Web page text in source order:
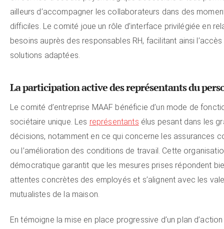
ailleurs d’accompagner les collaborateurs dans des
difficiles. Le comité joue un rôle d’interface privilégiée en
besoins auprès des responsables RH, facilitant ainsi l’accès
solutions adaptées.
La participation active des représentants du
Le comité d’entreprise MAAF bénéficie d’un mode de
sociétaire unique. Les représentants élus pesant dans les
décisions, notamment en ce qui concerne les assurances
ou l’amélioration des conditions de travail. Cette
démocratique garantit que les mesures prises répondent
attentes concrètes des employés et s’alignent avec les
mutualistes de la maison.
En témoigne la mise en place progressive d’un plan